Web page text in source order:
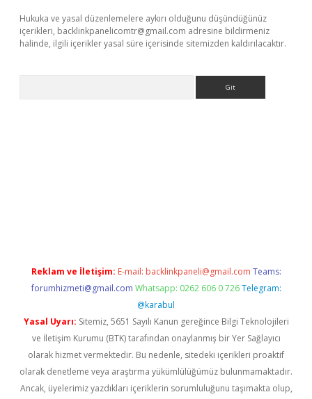
Hukuka ve yasal düzenlemelere aykırı olduğunu düşündüğünüz
içerikleri, backlinkpanelicomtr@gmail.com adresine bildirmeniz
halinde, ilgili içerikler yasal süre içerisinde sitemizden kaldırılacaktır.
Reklam ve İletişim: E-mail: backlinkpaneli@gmail.com Teams:
forumhizmeti@gmail.com Whatsapp: 0262 606 0 726 Telegram:
@karabul
Yasal Uyarı: Sitemiz, 5651 Sayılı Kanun gereğince Bilgi Teknolojileri
ve İletişim Kurumu (BTK) tarafından onaylanmış bir Yer Sağlayıcı
olarak hizmet vermektedir. Bu nedenle, sitedeki içerikleri proaktif
olarak denetleme veya araştırma yükümlülüğümüz bulunmamaktadır.
Ancak, üyelerimiz yazdıkları içeriklerin sorumluluğunu taşımakta olup,